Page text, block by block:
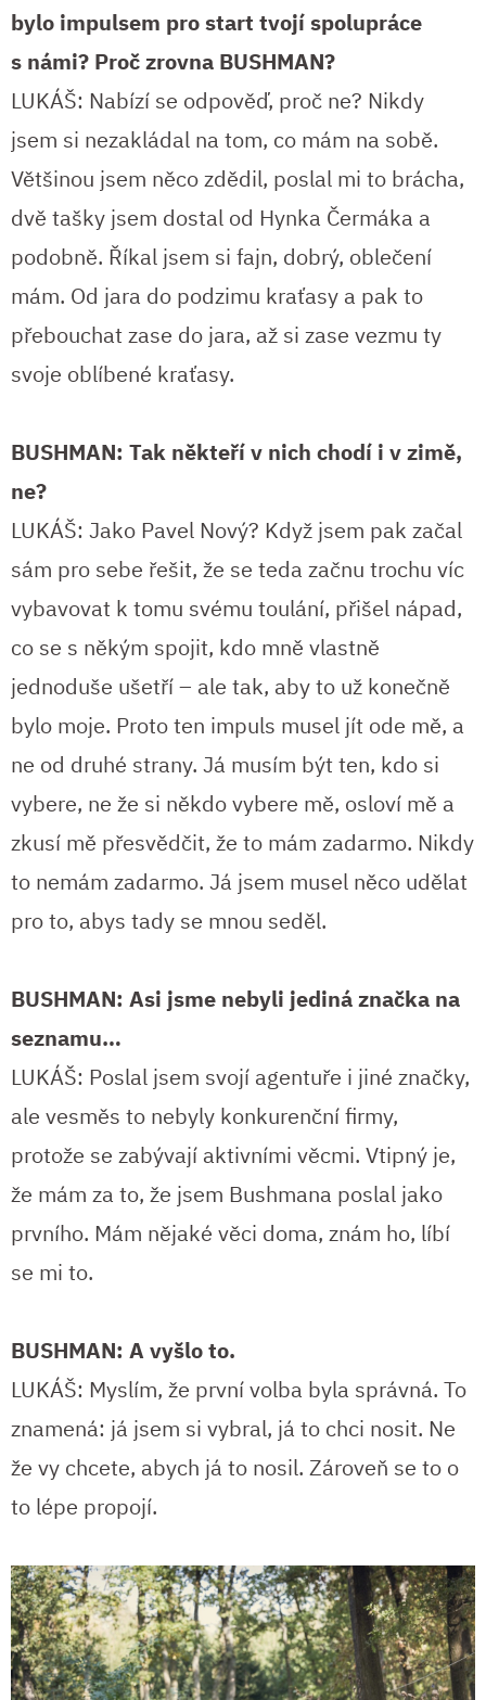
bylo impulsem pro start tvojí spolupráce
s námi? Proč zrovna BUSHMAN?
LUKÁŠ: Nabízí se odpověď, proč ne? Nikdy
jsem si nezakládal na tom, co mám na sobě.
Většinou jsem něco zdědil, poslal mi to brácha,
dvě tašky jsem dostal od Hynka Čermáka a
podobně. Říkal jsem si fajn, dobrý, oblečení
mám. Od jara do podzimu kraťasy a pak to
přebouchat zase do jara, až si zase vezmu ty
svoje oblíbené kraťasy.
BUSHMAN: Tak někteří v nich chodí i v zimě,
ne?
LUKÁŠ: Jako Pavel Nový? Když jsem pak začal
sám pro sebe řešit, že se teda začnu trochu víc
vybavovat k tomu svému toulání, přišel nápad,
co se s někým spojit, kdo mně vlastně
jednoduše ušetří – ale tak, aby to už konečně
bylo moje. Proto ten impuls musel jít ode mě, a
ne od druhé strany. Já musím být ten, kdo si
vybere, ne že si někdo vybere mě, osloví mě a
zkusí mě přesvědčit, že to mám zadarmo. Nikdy
to nemám zadarmo. Já jsem musel něco udělat
pro to, abys tady se mnou seděl.
BUSHMAN: Asi jsme nebyli jediná značka na
seznamu…
LUKÁŠ: Poslal jsem svojí agentuře i jiné značky,
ale vesměs to nebyly konkurenční firmy,
protože se zabývají aktivními věcmi. Vtipný je,
že mám za to, že jsem Bushmana poslal jako
prvního. Mám nějaké věci doma, znám ho, líbí
se mi to.
BUSHMAN: A vyšlo to.
LUKÁŠ: Myslím, že první volba byla správná. To
znamená: já jsem si vybral, já to chci nosit. Ne
že vy chcete, abych já to nosil. Zároveň se to o
to lépe propojí.